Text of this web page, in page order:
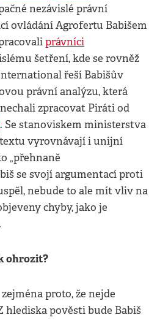
nezávislé právní
ovládání Agrofertu Babišem
právníci
šetření, kde se rovněž
řeší Babišův
právní analýzu, která
zpracovat Piráti od
. Se stanoviskem ministerstva
vyrovnávají i unijní
„přehnaně
se svojí argumentací proti
nebude to ale mít vliv na
chyby, jako je
ohrozit?
proto, že nejde
pověsti bude Babiš